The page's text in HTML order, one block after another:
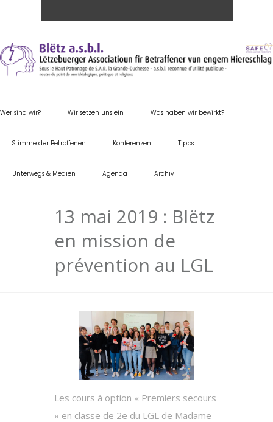
Wer sind wir? Wir setzen uns ein Was haben wir bewirkt?
Stimme der Betroffenen Konferenzen Tipps
Unterwegs & Medien Agenda Archiv
13 mai 2019 : Blëtz
en mission de
prévention au LGL
Les cours à option « Premiers secours
» en classe de 2e du LGL de Madame